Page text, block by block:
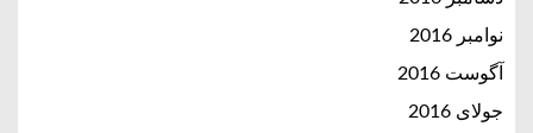
نوامبر 2016
آگوست 2016
جولای 2016